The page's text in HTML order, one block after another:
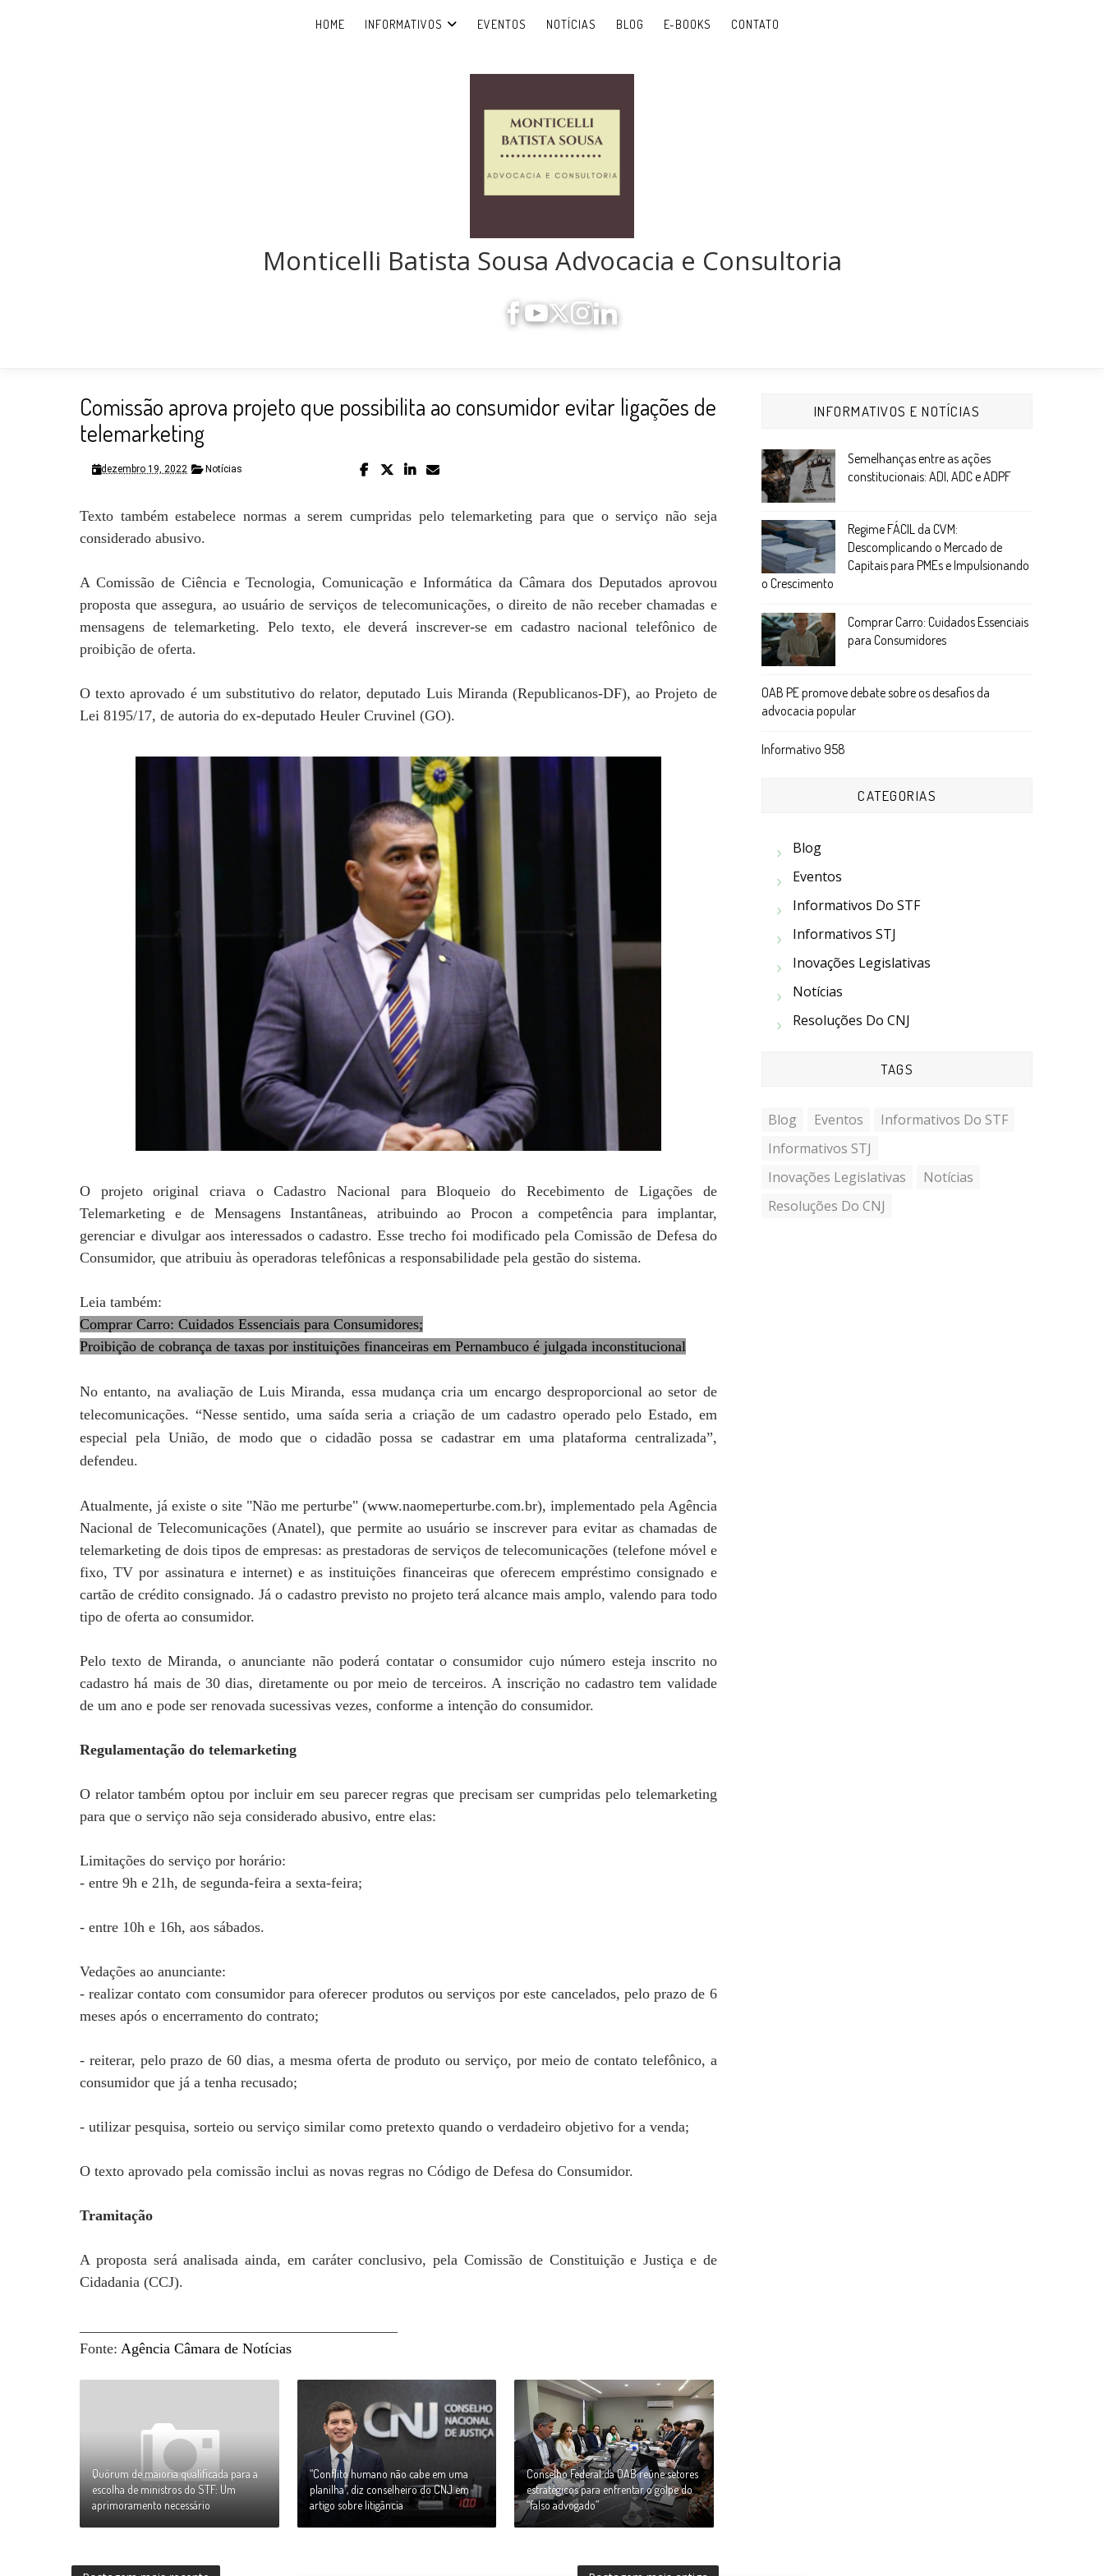
HOME INFORMATIVOS EVENTOS NOTÍCIAS BLOG E-BOOKS CONTATO
Monticelli Batista Sousa Advocacia e Consultoria
Comissão aprova projeto que possibilita ao consumidor evitar ligações de
telemarketing
dezembro 19, 2022 Notícias
Texto também estabelece normas a serem cumpridas pelo telemarketing para que o serviço não seja
considerado abusivo.
A Comissão de Ciência e Tecnologia, Comunicação e Informática da Câmara dos Deputados aprovou
proposta que assegura, ao usuário de serviços de telecomunicações, o direito de não receber chamadas e
mensagens de telemarketing. Pelo texto, ele deverá inscrever-se em cadastro nacional telefônico de
proibição de oferta.
O texto aprovado é um substitutivo do relator, deputado Luis Miranda (Republicanos-DF), ao Projeto de
Lei 8195/17, de autoria do ex-deputado Heuler Cruvinel (GO).
O projeto original criava o Cadastro Nacional para Bloqueio do Recebimento de Ligações de
Telemarketing e de Mensagens Instantâneas, atribuindo ao Procon a competência para implantar,
gerenciar e divulgar aos interessados o cadastro. Esse trecho foi modificado pela Comissão de Defesa do
Consumidor, que atribuiu às operadoras telefônicas a responsabilidade pela gestão do sistema.
Leia também:
Comprar Carro: Cuidados Essenciais para Consumidores;
Proibição de cobrança de taxas por instituições financeiras em Pernambuco é julgada inconstitucional
No entanto, na avaliação de Luis Miranda, essa mudança cria um encargo desproporcional ao setor de
telecomunicações. “Nesse sentido, uma saída seria a criação de um cadastro operado pelo Estado, em
especial pela União, de modo que o cidadão possa se cadastrar em uma plataforma centralizada”,
defendeu.
Atualmente, já existe o site "Não me perturbe" (www.naomeperturbe.com.br), implementado pela Agência
Nacional de Telecomunicações (Anatel), que permite ao usuário se inscrever para evitar as chamadas de
telemarketing de dois tipos de empresas: as prestadoras de serviços de telecomunicações (telefone móvel e
fixo, TV por assinatura e internet) e as instituições financeiras que oferecem empréstimo consignado e
cartão de crédito consignado. Já o cadastro previsto no projeto terá alcance mais amplo, valendo para todo
tipo de oferta ao consumidor.
Pelo texto de Miranda, o anunciante não poderá contatar o consumidor cujo número esteja inscrito no
cadastro há mais de 30 dias, diretamente ou por meio de terceiros. A inscrição no cadastro tem validade
de um ano e pode ser renovada sucessivas vezes, conforme a intenção do consumidor.
Regulamentação do telemarketing
O relator também optou por incluir em seu parecer regras que precisam ser cumpridas pelo telemarketing
para que o serviço não seja considerado abusivo, entre elas:
Limitações do serviço por horário:
- entre 9h e 21h, de segunda-feira a sexta-feira;
- entre 10h e 16h, aos sábados.
Vedações ao anunciante:
- realizar contato com consumidor para oferecer produtos ou serviços por este cancelados, pelo prazo de 6
meses após o encerramento do contrato;
- reiterar, pelo prazo de 60 dias, a mesma oferta de produto ou serviço, por meio de contato telefônico, a
consumidor que já a tenha recusado;
- utilizar pesquisa, sorteio ou serviço similar como pretexto quando o verdadeiro objetivo for a venda;
O texto aprovado pela comissão inclui as novas regras no Código de Defesa do Consumidor.
Tramitação
A proposta será analisada ainda, em caráter conclusivo, pela Comissão de Constituição e Justiça e de
Cidadania (CCJ).
Fonte: Agência Câmara de Notícias
Quórum de maioria qualificada para a
escolha de ministros do STF: Um
aprimoramento necessário
“Conflito humano não cabe em uma
planilha”, diz conselheiro do CNJ em
artigo sobre litigância
Conselho Federal da OAB reúne setores
estratégicos para enfrentar o golpe do
“falso advogado”
INFORMATIVOS E NOTÍCIAS
Semelhanças entre as ações
constitucionais: ADI, ADC e ADPF
Regime FÁCIL da CVM:
Descomplicando o Mercado de
Capitais para PMEs e Impulsionando
o Crescimento
Comprar Carro: Cuidados Essenciais
para Consumidores
OAB PE promove debate sobre os desafios da
advocacia popular
Informativo 958
CATEGORIAS
Blog
Eventos
Informativos Do STF
Informativos STJ
Inovações Legislativas
Notícias
Resoluções Do CNJ
TAGS
Blog Eventos
Informativos Do STF
Informativos STJ
Inovações Legislativas
Notícias
Resoluções Do CNJ